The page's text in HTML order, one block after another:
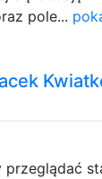
pole...